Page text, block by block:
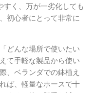
すく、万が一劣化しても
初心者にとって非常に
どんな場所で使いたい
て手軽な製品から使い
、ベランダでの鉢植え
ば、軽量なホースで十